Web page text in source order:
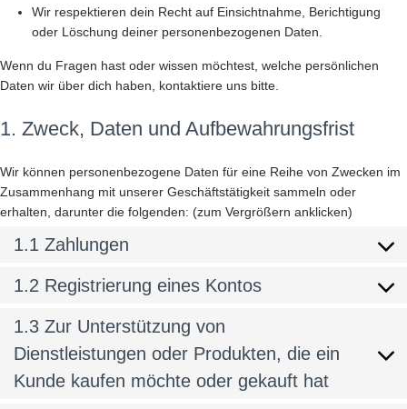
Wir respektieren dein Recht auf Einsichtnahme, Berichtigung
oder Löschung deiner personenbezogenen Daten.
Wenn du Fragen hast oder wissen möchtest, welche persönlichen
Daten wir über dich haben, kontaktiere uns bitte.
1. Zweck, Daten und Aufbewahrungsfrist
Wir können personenbezogene Daten für eine Reihe von Zwecken im
Zusammenhang mit unserer Geschäftstätigkeit sammeln oder
erhalten, darunter die folgenden: (zum Vergrößern anklicken)
1.1 Zahlungen
1.2 Registrierung eines Kontos
1.3 Zur Unterstützung von
Dienstleistungen oder Produkten, die ein
Kunde kaufen möchte oder gekauft hat